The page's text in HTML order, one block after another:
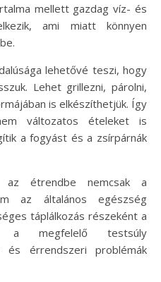
mellett gazdag víz- és
ami miatt könnyen
lehetővé teszi, hogy
Lehet grillezni, párolni,
is elkészíthetjük. Így
változatos ételeket is
a fogyást és a zsírpárnák
az étrendbe nemcsak a
az általános egészség
táplálkozás részeként a
a megfelelő testsúly
érrendszeri problémák